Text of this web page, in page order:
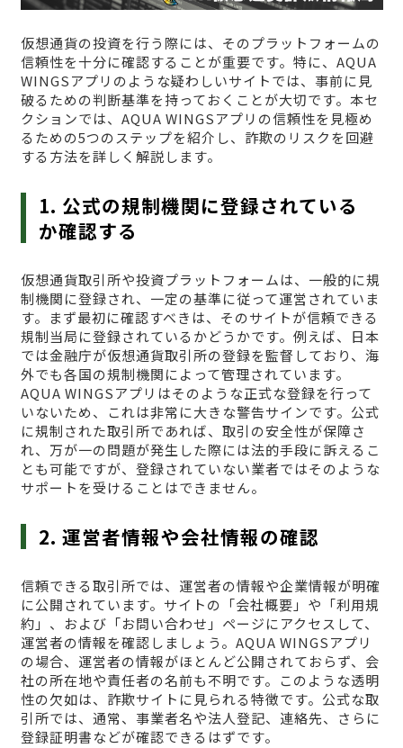
仮想通貨の投資を行う際には、そのプラットフォームの
信頼性を十分に確認することが重要です。特に、AQUA
WINGSアプリのような疑わしいサイトでは、事前に見
破るための判断基準を持っておくことが大切です。本セ
クションでは、AQUA WINGSアプリの信頼性を見極め
るための5つのステップを紹介し、詐欺のリスクを回避
する方法を詳しく解説します。
1. 公式の規制機関に登録されている
か確認する
仮想通貨取引所や投資プラットフォームは、一般的に規
制機関に登録され、一定の基準に従って運営されていま
す。まず最初に確認すべきは、そのサイトが信頼できる
規制当局に登録されているかどうかです。例えば、日本
では金融庁が仮想通貨取引所の登録を監督しており、海
外でも各国の規制機関によって管理されています。
AQUA WINGSアプリはそのような正式な登録を行って
いないため、これは非常に大きな警告サインです。公式
に規制された取引所であれば、取引の安全性が保障さ
れ、万が一の問題が発生した際には法的手段に訴えるこ
とも可能ですが、登録されていない業者ではそのような
サポートを受けることはできません。
2. 運営者情報や会社情報の確認
信頼できる取引所では、運営者の情報や企業情報が明確
に公開されています。サイトの「会社概要」や「利用規
約」、および「お問い合わせ」ページにアクセスして、
運営者の情報を確認しましょう。AQUA WINGSアプリ
の場合、運営者の情報がほとんど公開されておらず、会
社の所在地や責任者の名前も不明です。このような透明
性の欠如は、詐欺サイトに見られる特徴です。公式な取
引所では、通常、事業者名や法人登記、連絡先、さらに
登録証明書などが確認できるはずです。